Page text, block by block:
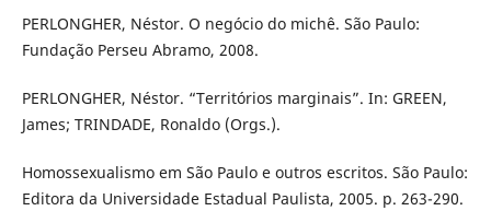
PERLONGHER, Néstor. O negócio do michê. São Paulo:
Fundação Perseu Abramo, 2008.
PERLONGHER, Néstor. “Territórios marginais”. In: GREEN,
James; TRINDADE, Ronaldo (Orgs.).
Homossexualismo em São Paulo e outros escritos. São Paulo:
Editora da Universidade Estadual Paulista, 2005. p. 263-290.